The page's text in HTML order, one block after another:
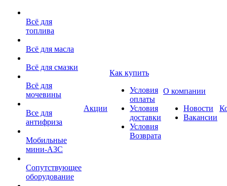
Всё для
топлива
Всё для масла
Всё для смазки
Всё для
мочевины
Все для
антифриза
Мобильные
мини-АЗС
Сопутствующее
оборудование
Акции
Как купить
Условия
оплаты
Условия
доставки
Условия
Возврата
О компании
Новости
Вакансии